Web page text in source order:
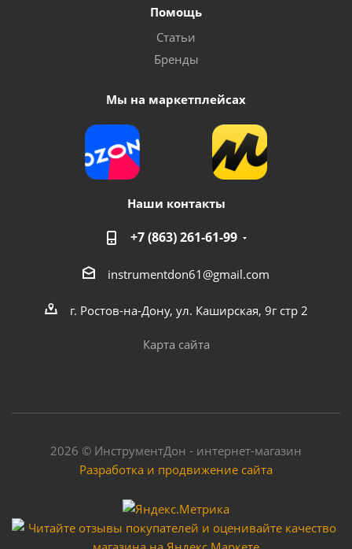
Помощь
Статьи
Бренды
Мы на маркетплейсах
Наши контакты
+7 (863) 261-61-99
instrumentdon61@gmail.com
г. Ростов-на-Дону, ул. Каширская, 9г стр 2
Карта сайта
2026 © ИнструментДон - интернет-магазин
Разработка и продвижение сайта